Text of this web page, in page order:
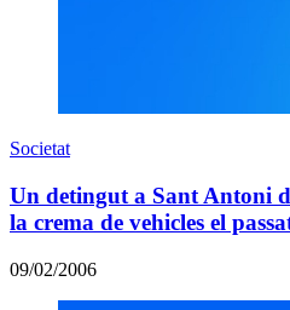
Societat
Un detingut a Sant Antoni
la crema de vehicles el
09/02/2006